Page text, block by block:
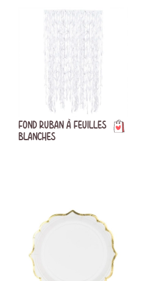
FOND RUBAN À FEUILLES
BLANCHES